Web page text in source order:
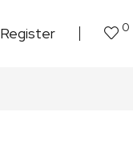
Register 0